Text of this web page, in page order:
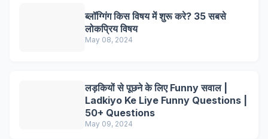
ब्लॉग्गिंग किस विषय में शुरू करे? 35 सबसे
लोकप्रिय विषय
May 08, 2024
लड़कियों से पूछने के लिए Funny सवाल |
Ladkiyo Ke Liye Funny Questions |
50+ Questions
May 09, 2024